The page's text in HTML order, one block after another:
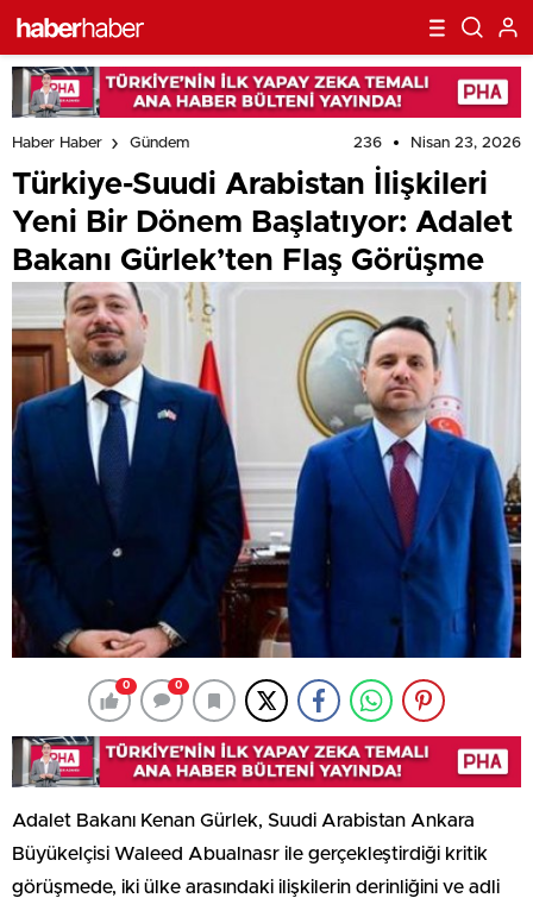
Haber Haber Gündem 236 Nisan 23, 2026
Türkiye-Suudi Arabistan İlişkileri
Yeni Bir Dönem Başlatıyor: Adalet
Bakanı Gürlek’ten Flaş Görüşme
0 0
Adalet Bakanı Kenan Gürlek, Suudi Arabistan Ankara
Büyükelçisi Waleed Abualnasr ile gerçekleştirdiği kritik
görüşmede, iki ülke arasındaki ilişkilerin derinliğini ve adli